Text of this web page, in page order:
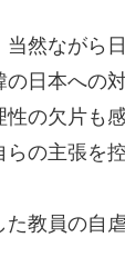
然ながら
日本への
の欠片も感
らの主張を
教員の自